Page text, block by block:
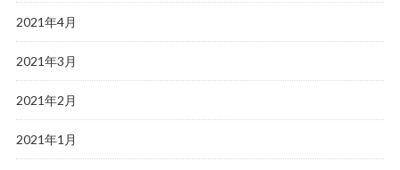
2021年4月
2021年3月
2021年2月
2021年1月